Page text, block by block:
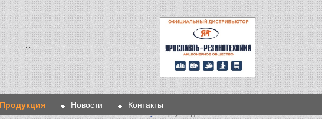
Продукция Новости Контакты